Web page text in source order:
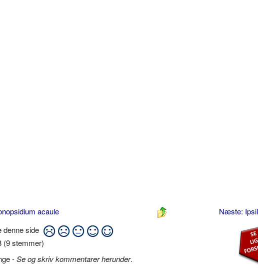
acaule
Næste:
denne side
(9stemmer)
-Se og skriv kommentarer herunder.